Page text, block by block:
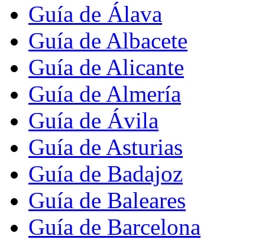
Guía de Álava
Guía de Albacete
Guía de Alicante
Guía de Almería
Guía de Ávila
Guía de Asturias
Guía de Badajoz
Guía de Baleares
Guía de Barcelona